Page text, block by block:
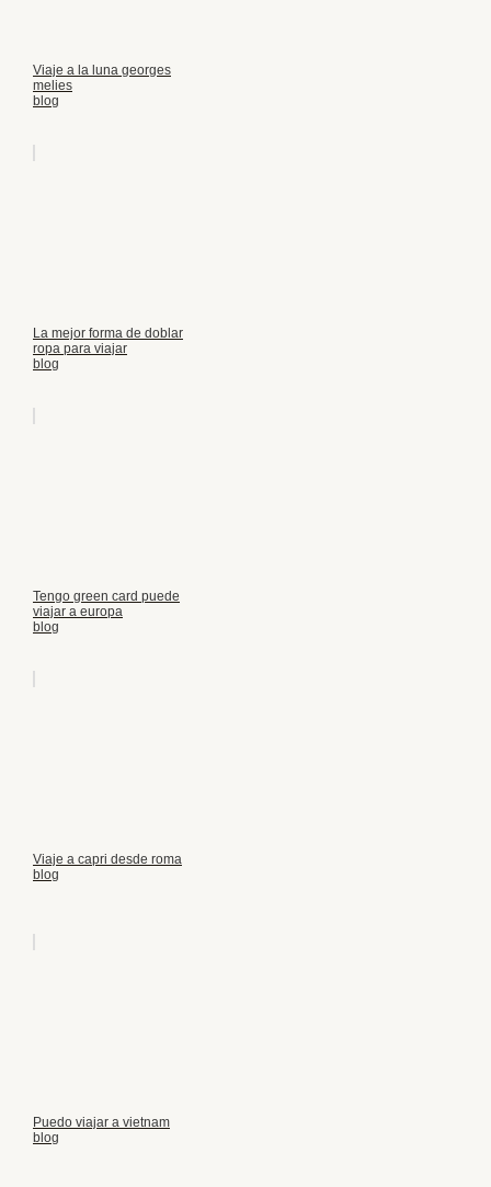
Viaje a la luna georges
melies
blog
La mejor forma de doblar
ropa para viajar
blog
Tengo green card puede
viajar a europa
blog
Viaje a capri desde roma
blog
Puedo viajar a vietnam
blog